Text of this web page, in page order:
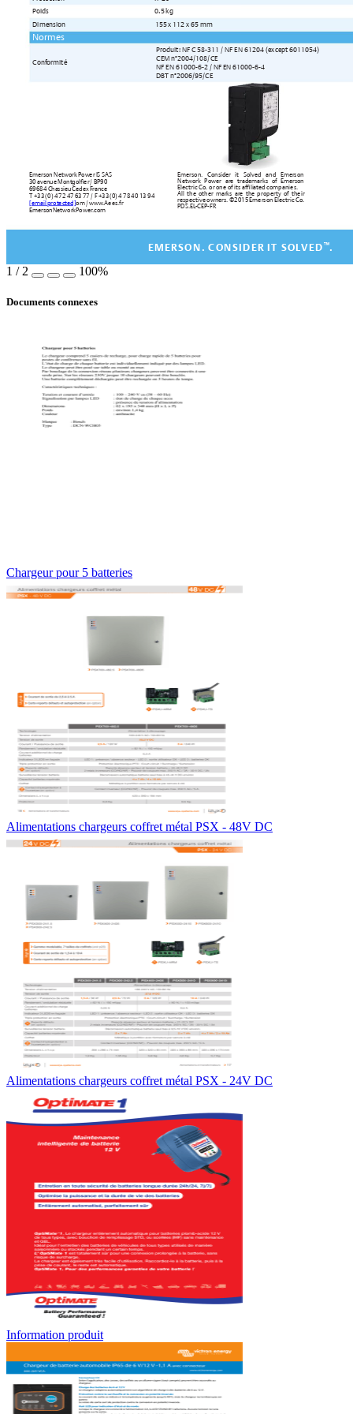
Emerson Network Power IS SAS
30 avenue Montgoler / BP90
69684 Chassieu Cedex France
T +33 (0) 4 72 47 63 77 / F +33 (0) 4 78 40 13 94
[email protected]om / www.Aees.fr
EmersonNetworkPower.com
Emerson. Consider it Solved and Emerson
Network Power are trademarks of Emerson
Electric Co. or one of its afliated companies.
All the other marks are the property of their
respective owners. ©2015 Emerson Electric Co.
PDS.EL-CEP-FR
EMERSON. CONSIDER IT SOLVED ™.
Poids 0.5 kg
Dimension
155 x 112 x 65 mm
Normes
Conformité
Produit: NF C 58-311 / NF EN 61204 (except 6011054)
CEM n°2004/108/CE
NF EN 61000-6-2 / NF EN 61000-6-4
DBT n°2006/95/CE
1 / 2 100%
Documents connexes
Chargeur pour 5 batteries
Alimentations chargeurs coffret métal PSX - 48V DC
Alimentations chargeurs coffret métal PSX - 24V DC
Information produit